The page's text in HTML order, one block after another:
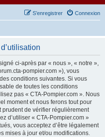
Connexion
S’enregistrer
ci-après par « nous », « notre »,
pompier.com »), vous
conditions suivantes. Si vous
de toutes les conditions
pas « CTA-Pompier.com ». Nous
moment et nous ferons tout pour
prudent de vérifier régulièrement
d’utiliser « CTA-Pompier.com »
vous acceptez d’être légalement
mises à jour et/ou modifications.